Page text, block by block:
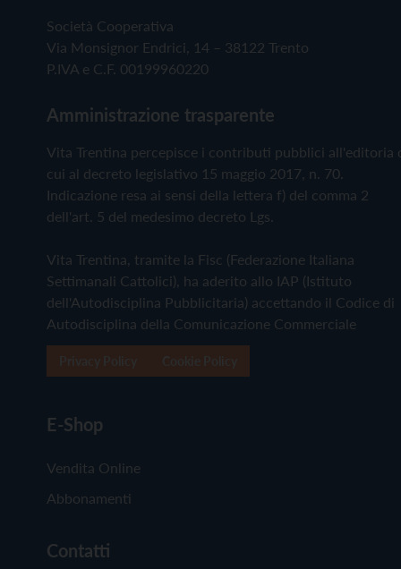
Società Cooperativa
Via Monsignor Endrici, 14 – 38122 Trento
P.IVA e C.F. 00199960220
Amministrazione trasparente
Vita Trentina percepisce i contributi pubblici all'editoria
cui al decreto legislativo 15 maggio 2017, n. 70.
Indicazione resa ai sensi della lettera f) del comma 2
dell'art. 5 del medesimo decreto Lgs.
Vita Trentina, tramite la Fisc (Federazione Italiana
Settimanali Cattolici), ha aderito allo IAP (Istituto
dell'Autodisciplina Pubblicitaria) accettando il Codice di
Autodisciplina della Comunicazione Commerciale
E-Shop
Vendita Online
Abbonamenti
Contatti